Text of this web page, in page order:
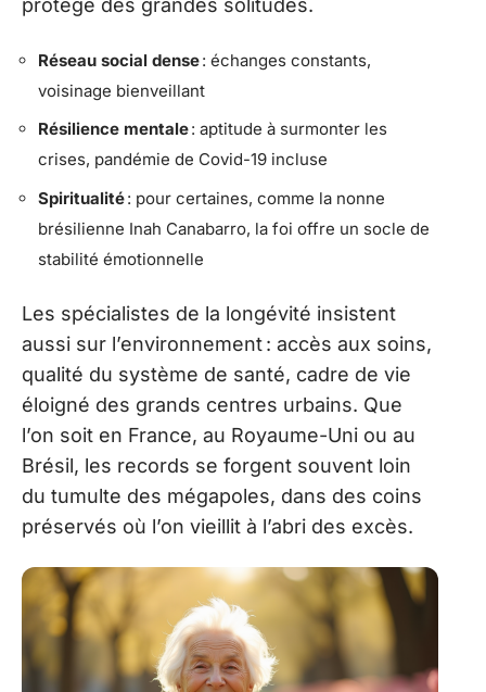
protège des grandes solitudes.
Réseau social dense: échanges constants,
voisinage bienveillant
Résilience mentale: aptitude à surmonter les
crises, pandémie de Covid-19 incluse
Spiritualité: pour certaines, comme la nonne
brésilienne Inah Canabarro, la foi offre un socle de
stabilité émotionnelle
Les spécialistes de la longévité insistent
aussi sur l’environnement : accès aux soins,
qualité du système de santé, cadre de vie
éloigné des grands centres urbains. Que
l’on soit en France, au Royaume-Uni ou au
Brésil, les records se forgent souvent loin
du tumulte des mégapoles, dans des coins
préservés où l’on vieillit à l’abri des excès.